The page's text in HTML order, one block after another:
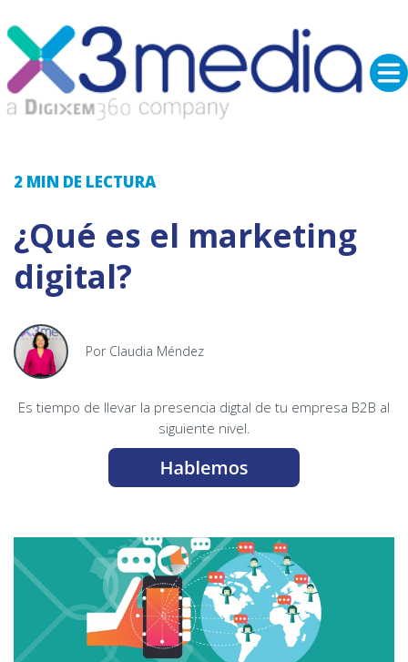
2 MIN DE LECTURA
¿Qué es el marketing
digital?
Por Claudia Méndez
Es tiempo de llevar la presencia digtal de tu empresa B2B al
siguiente nivel.